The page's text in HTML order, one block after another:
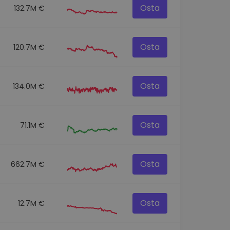
132.7M € Osta
120.7M € Osta
134.0M € Osta
71.1M € Osta
662.7M € Osta
12.7M € Osta